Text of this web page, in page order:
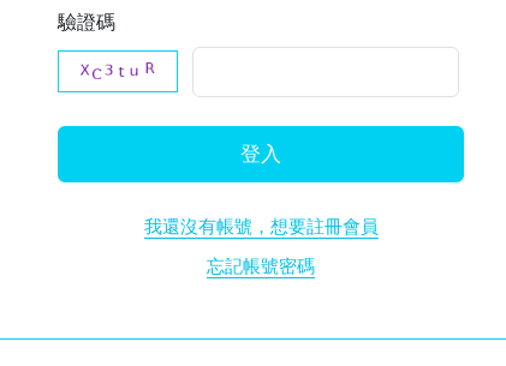
驗證碼
登入
我還沒有帳號，想要註冊會員
忘記帳號密碼